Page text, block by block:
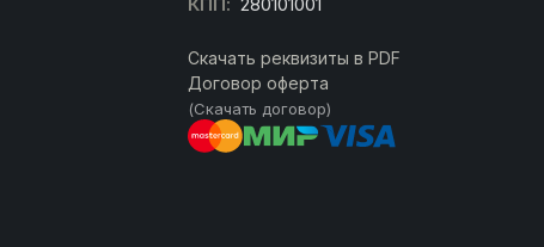
Скачать реквизиты в PDF
Договор оферта
(Скачать договор)